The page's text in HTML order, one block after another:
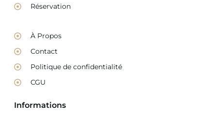
Réservation
À Propos
Contact
Politique de confidentialité
CGU
Informations